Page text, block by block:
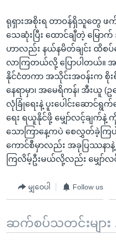
ရုရှားအစိုးရ တာဝန်ရှိသူတွေ
သေဆုံးပြီး ထောင်ချီတဲ့ မြ
ဟာလည်း နယ်နမိတ်ချင်း ထိစပ်
လာကြတယ်လို့ ပြောပါတယ်။ အ
နိုင်ငံတကာ အသိုင်းအဝန်းက စို
နေရာမှာ၊ အမေရိကန်၊ အီးယူ (ဥ
လုံခြုံရေးနဲ့ ပူးပေါင်းဆော
ရေး ရယူနိုင်ဖို့ မျှော်လင့်ချက်
သောကြာနေ့ကပဲ စေလွှတ်ခဲ့ကြ
ကောင်စီမှာလည်း အခုပြဿနာ
ကြလိမ့်ဦးမယ်လို့လည်း မျှော်လ
မျှဝေပါ Follow us
ဆက်စပ်သတင်းများ